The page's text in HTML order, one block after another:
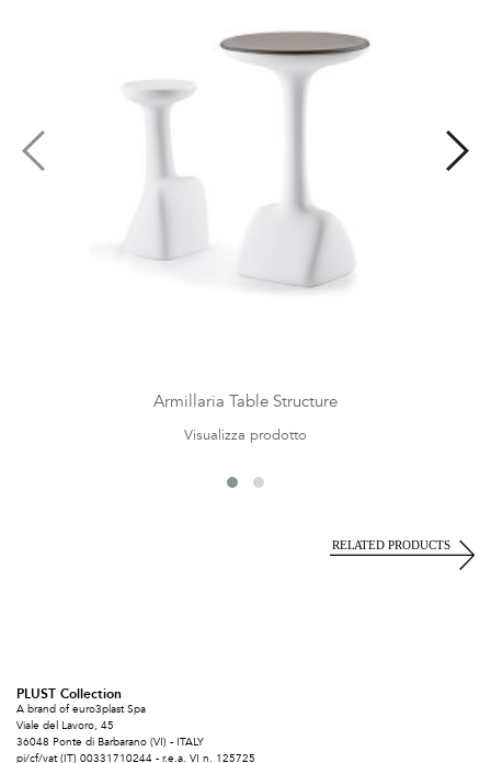
Armillaria Table Structure
Visualizza prodotto
PLUST Collection
A brand of euro3plast Spa
Viale del Lavoro, 45
36048 Ponte di Barbarano (VI) - ITALY
pi/cf/vat (IT) 00331710244 - r.e.a. VI n. 125725